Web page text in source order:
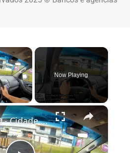
×
Video
Now Playing
×
Nova S10 - Cidade - NoticiasAutomotivas.com.br